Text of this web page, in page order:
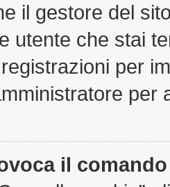
il gestore del
utente che stai
per
per
il